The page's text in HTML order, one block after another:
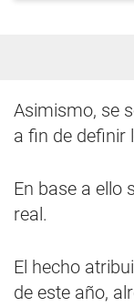
Asimismo, se
a fin de definir
En base a ello
real.
El hecho
de este año,